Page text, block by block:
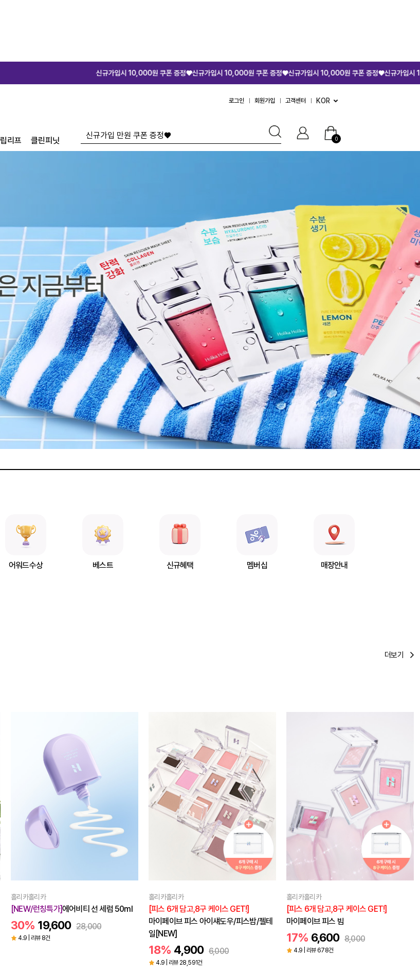
신규가입시 10,000원 쿠폰 증정♥ 신규가입시 10,000원 쿠폰 증정♥ 신규가입시 10,000원 쿠폰 증정♥ 신규가입시 10,000원 쿠폰 증정♥
로그인 회원가입 고객센터 KOR
립리프 클린피닛 0
어워드수상 베스트 신규혜택 멤버십 매장안내
더보기
홀리카홀리카
[피스 6개 담고,8구 케이스 GET!]
마이페이브 피스 아이섀도우/피스밤/젤테
일[NEW]
홀리카홀리카
[피스 6개 담고,8구 케이스 GET!]
마이페이브 피스 빔
17% 6,600
4.9 | 리뷰 678건
홀리카홀리카
[피스 6개 담고,8구 케이스 GET!]
마이페이브 피스 컨실러
17% 6,600 8,000
5.0 | 리뷰 65건